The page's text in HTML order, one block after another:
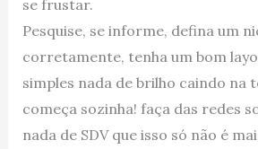
se frustar.
Pesquise, se informe, defina um
corretamente, tenha um bom
simples nada de brilho caindo na
começa sozinha! faça das redes
nada de SDV que isso só não é